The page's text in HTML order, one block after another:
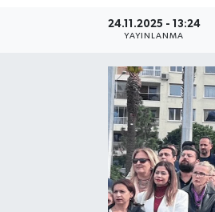
24.11.2025 - 13:24
YAYINLANMA
Resmi Reklam
Röportajlar